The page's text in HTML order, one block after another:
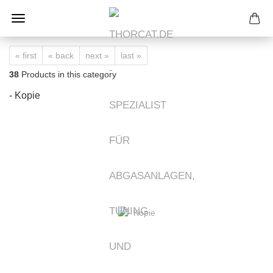
« first « back next »
last »
38 Products in this category
- Kopie